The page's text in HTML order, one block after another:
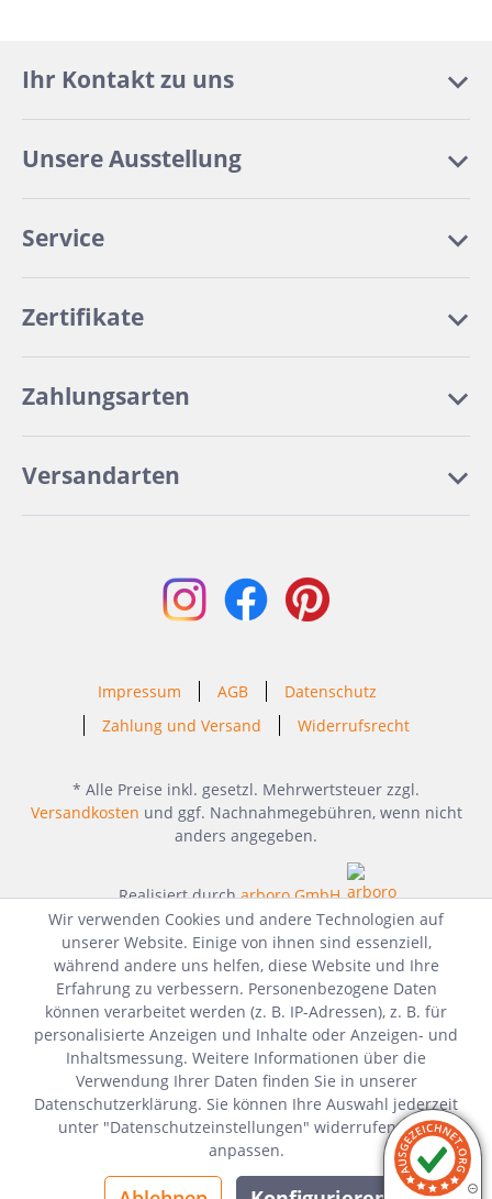
Ihr Kontakt zu uns
Unsere Ausstellung
Service
Zertifikate
Zahlungsarten
Versandarten
Impressum AGB
Datenschutz
Zahlung und Versand
Widerrufsrecht
* Alle Preise inkl. gesetzl. Mehrwertsteuer zzgl.
Versandkosten und ggf. Nachnahmegebühren, wenn nicht
anders angegeben.
Realisiert durcharboro GmbH
Wir verwenden Cookies und andere Technologien auf
unserer Website. Einige von ihnen sind essenziell,
während andere uns helfen, diese Website und Ihre
Erfahrung zu verbessern. Personenbezogene Daten
können verarbeitet werden (z. B. IP-Adressen), z. B. für
personalisierte Anzeigen und Inhalte oder Anzeigen- und
Inhaltsmessung. Weitere Informationen über die
Verwendung Ihrer Daten finden Sie in unserer
Datenschutzerklärung. Sie können Ihre Auswahl jederzeit
unter "Datenschutzeinstellungen" widerrufen oder
anpassen.